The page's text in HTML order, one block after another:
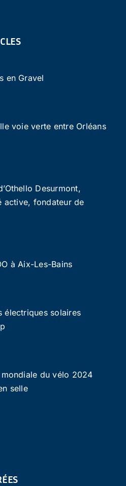
en Gravel
voie verte entre Orléans
Desurmont,
active, fondateur de
à Aix-Les-Bains
électriques solaires
du vélo 2024
selle